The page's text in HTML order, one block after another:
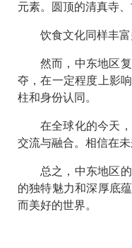
元素。圆顶的清真寺
饮食文化同样丰
然而，中东地区
夺，在一定程度上影
柱和身份认同。
在全球化的今天
交流与融合。相信在
总之，中东地区
的独特魅力和深厚底
而美好的世界。